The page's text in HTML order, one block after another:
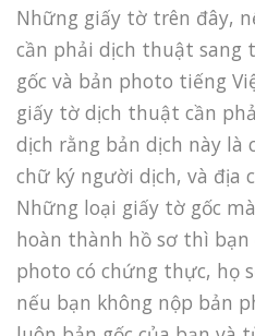
Những giấy tờ trên đây,
cần phải dịch thuật sang
gốc và bản photo tiếng
giấy tờ dịch thuật cần
dịch rằng bản dịch này là
chữ ký người dịch, và địa
Những loại giấy tờ gốc
hoàn thành hồ sơ thì bạn
photo có chứng thực, họ
nếu bạn không nộp bản